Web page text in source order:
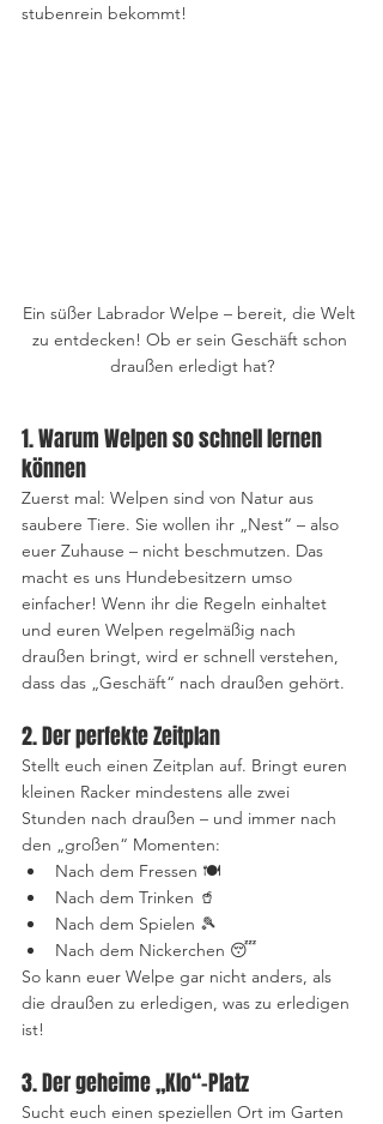
stubenrein bekommt!
Ein süßer Labrador Welpe – bereit, die Welt
zu entdecken! Ob er sein Geschäft schon
draußen erledigt hat?
1. Warum Welpen so schnell lernen
können
Zuerst mal: Welpen sind von Natur aus
saubere Tiere. Sie wollen ihr „Nest“ – also
euer Zuhause – nicht beschmutzen. Das
macht es uns Hundebesitzern umso
einfacher! Wenn ihr die Regeln einhaltet
und euren Welpen regelmäßig nach
draußen bringt, wird er schnell verstehen,
dass das „Geschäft“ nach draußen gehört.
2. Der perfekte Zeitplan
Stellt euch einen Zeitplan auf. Bringt euren
kleinen Racker mindestens alle zwei
Stunden nach draußen – und immer nach
den „großen“ Momenten:
Nach dem Fressen 🍽️
Nach dem Trinken 🥤
Nach dem Spielen 🎾
Nach dem Nickerchen 😴
So kann euer Welpe gar nicht anders, als
die draußen zu erledigen, was zu erledigen
ist!
3. Der geheime „Klo“-Platz
Sucht euch einen speziellen Ort im Garten